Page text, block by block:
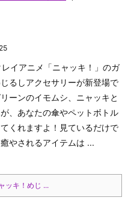
イアニメ「ニャッキ！」のガ
るしアクセサリーが新登場で
ーンのイモムシ、ニャッキと
、あなたの傘やペットボトル
くれますよ！見ているだけで
やされるアイテムは ...
ッキ！めじ ...